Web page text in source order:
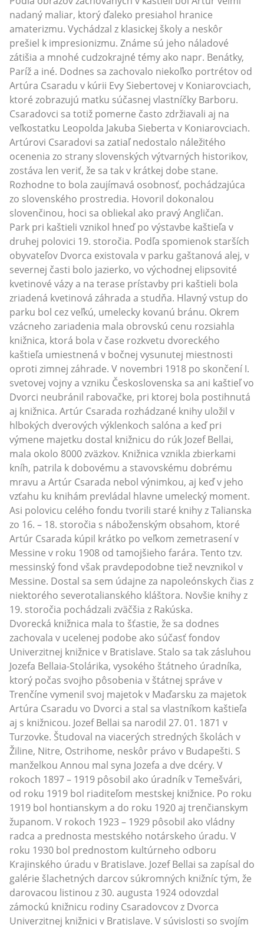
nadaný maliar, ktorý ďaleko presiahol hranice
amaterizmu. Vychádzal z klasickej školy a neskôr
prešiel k impresionizmu. Známe sú jeho náladové
zátišia a mnohé cudzokrajné témy ako napr. Benátky,
Paríž a iné. Dodnes sa zachovalo niekoľko portrétov od
Artúra Csaradu v kúrii Evy Siebertovej v Koniarovciach,
ktoré zobrazujú matku súčasnej vlastníčky Barboru.
Csaradovci sa totiž pomerne často zdržiavali aj na
veľkostatku Leopolda Jakuba Sieberta v Koniarovciach.
Artúrovi Csaradovi sa zatiaľ nedostalo náležitého
ocenenia zo strany slovenských výtvarných historikov,
zostáva len veriť, že sa tak v krátkej dobe stane.
Rozhodne to bola zaujímavá osobnosť, pochádzajúca
zo slovenského prostredia. Hovoril dokonalou
slovenčinou, hoci sa obliekal ako pravý Angličan.
Park pri kaštieli vznikol hneď po výstavbe kaštieľa v
druhej polovici 19. storočia. Podľa spomienok starších
obyvateľov Dvorca existovala v parku gaštanová alej, v
severnej časti bolo jazierko, vo východnej elipsovité
kvetinové vázy a na terase prístavby pri kaštieli bola
zriadená kvetinová záhrada a studňa. Hlavný vstup do
parku bol cez veľkú, umelecky kovanú bránu. Okrem
vzácneho zariadenia mala obrovskú cenu rozsiahla
knižnica, ktorá bola v čase rozkvetu dvoreckého
kaštieľa umiestnená v bočnej vysunutej miestnosti
oproti zimnej záhrade. V novembri 1918 po skončení I.
svetovej vojny a vzniku Československa sa ani kaštieľ vo
Dvorci neubránil rabovačke, pri ktorej bola postihnutá
aj knižnica. Artúr Csarada rozhádzané knihy uložil v
hlbokých dverových výklenkoch salóna a keď pri
výmene majetku dostal knižnicu do rúk Jozef Bellai,
mala okolo 8000 zväzkov. Knižnica vznikla zbierkami
kníh, patrila k dobovému a stavovskému dobrému
mravu a Artúr Csarada nebol výnimkou, aj keď v jeho
vzťahu ku knihám prevládal hlavne umelecký moment.
Asi polovicu celého fondu tvorili staré knihy z Talianska
zo 16. – 18. storočia s náboženským obsahom, ktoré
Artúr Csarada kúpil krátko po veľkom zemetrasení v
Messine v roku 1908 od tamojšieho farára. Tento tzv.
messinský fond však pravdepodobne tiež nevznikol v
Messine. Dostal sa sem údajne za napoleónskych čias z
niektorého severotalianského kláštora. Novšie knihy z
19. storočia pochádzali zväčšia z Rakúska.
Dvorecká knižnica mala to šťastie, že sa dodnes
zachovala v ucelenej podobe ako súčasť fondov
Univerzitnej knižnice v Bratislave. Stalo sa tak zásluhou
Jozefa Bellaia-Stolárika, vysokého štátneho úradníka,
ktorý počas svojho pôsobenia v štátnej správe v
Trenčíne vymenil svoj majetok v Maďarsku za majetok
Artúra Csaradu vo Dvorci a stal sa vlastníkom kaštieľa
aj s knižnicou. Jozef Bellai sa narodil 27. 01. 1871 v
Turzovke. Študoval na viacerých stredných školách v
Žiline, Nitre, Ostrihome, neskôr právo v Budapešti. S
manželkou Annou mal syna Jozefa a dve dcéry. V
rokoch 1897 – 1919 pôsobil ako úradník v Temešvári,
od roku 1919 bol riaditeľom mestskej knižnice. Po roku
1919 bol hontianskym a do roku 1920 aj trenčianskym
županom. V rokoch 1923 – 1929 pôsobil ako vládny
radca a prednosta mestského notárskeho úradu. V
roku 1930 bol prednostom kultúrneho odboru
Krajinského úradu v Bratislave. Jozef Bellai sa zapísal do
galérie šlachetných darcov súkromných knižníc tým, že
darovacou listinou z 30. augusta 1924 odovzdal
zámockú knižnicu rodiny Csaradovcov z Dvorca
Univerzitnej knižnici v Bratislave. V súvislosti so svojím